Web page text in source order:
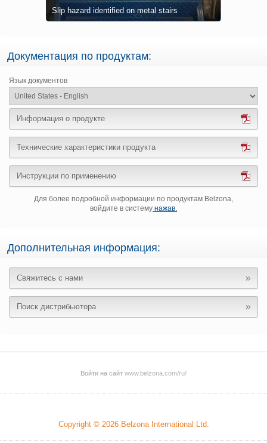
Slip hazard identified on metal stairs
Документация по продуктам:
Язык документов
Информация о продукте
Технические характеристики продукта
Инструкции по применению
Для более подробной информации по продуктам Belzona,
войдите в систему нажав.
Дополнительная информация:
Свяжитесь с нами
Поиск дистрибьютора
Войти на сайт www.belzona.com/ru/
Copyright © 2026 Belzona International Ltd.